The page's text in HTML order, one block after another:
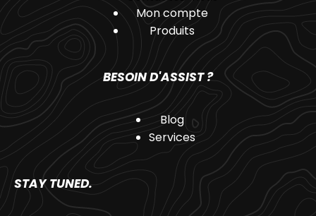
Mon compte
Produits
BESOIN D'ASSIST ?
Blog
Services
STAY TUNED.